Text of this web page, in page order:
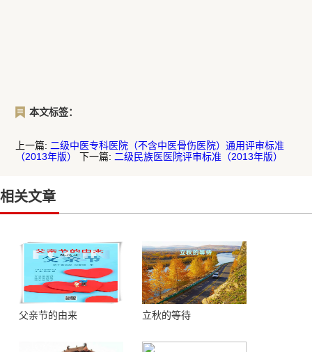
本文标签：
上一篇: 二级中医专科医院（不含中医骨伤医院）通用评审标准
（2013年版）
下一篇: 二级民族医医院评审标准（2013年版）
相关文章
父亲节的由来 立秋的等待